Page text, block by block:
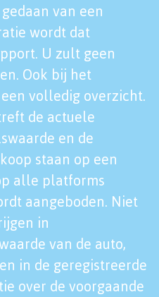
van een
wordt dat
U zult geen
Ook bij het
volledig overzicht.
de actuele
en de
staan op een
alle platforms
aangeboden. Niet
in
van de auto,
in de geregistreerde
over de voorgaande